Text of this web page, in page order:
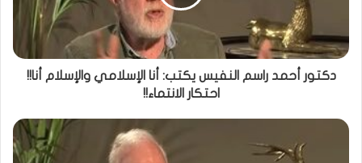
دكتور أحمد راسم النفيس يكتب: أنا الإسلامي والإسلام أنا!!
احتكار الانتماء!!